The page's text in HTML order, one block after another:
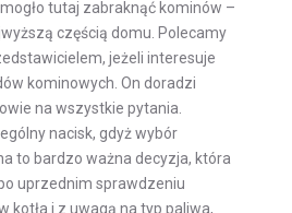
tutaj zabraknąć kominów –
częścią domu. Polecamy
jeżeli interesuje
kominowych. On doradzi
na wszystkie pytania.
nacisk, gdyż wybór
to bardzo ważna decyzja, która
uprzednim sprawdzeniu
kotła i z uwagą na typ paliwa,